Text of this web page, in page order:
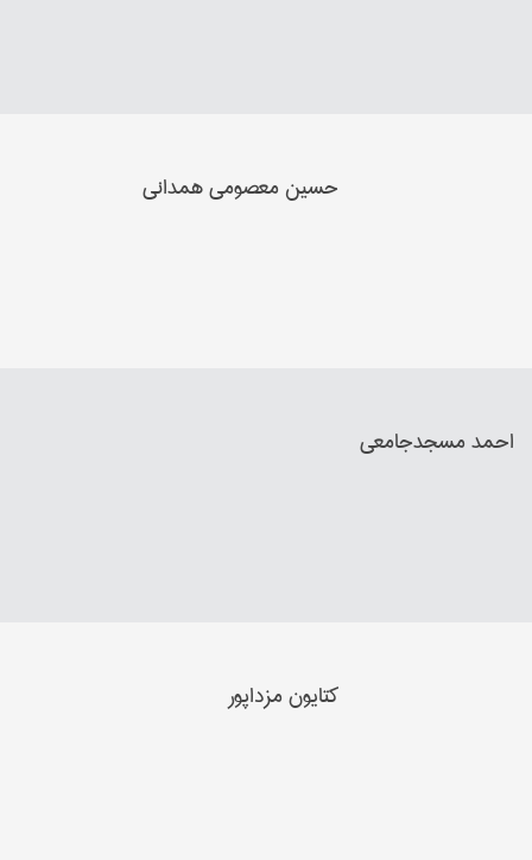
حسین معصومي همداني
احمد مسجدجامعي
کتایون مزداپور